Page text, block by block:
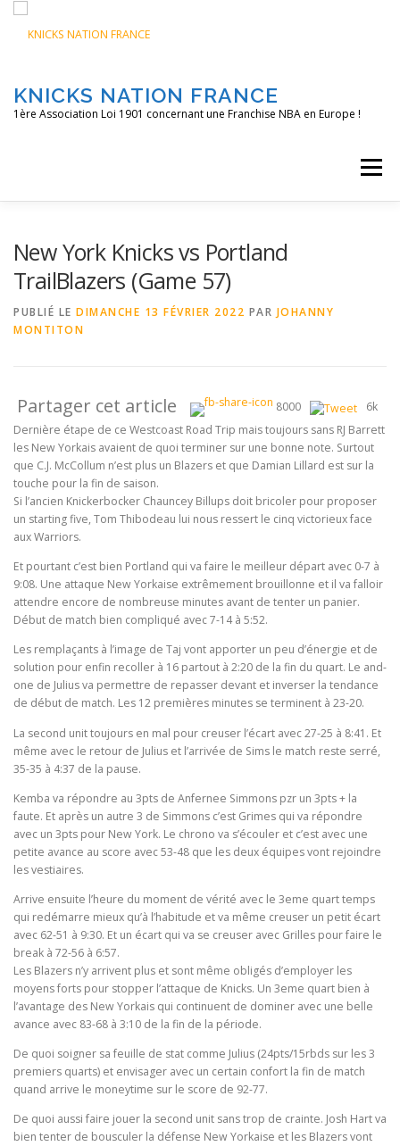
contenu
KNICKS NATION FRANCE
1ère Association Loi 1901 concernant une Franchise NBA en Europe !
Menu
New York Knicks vs Portland
TrailBlazers (Game 57)
PUBLIÉ LE DIMANCHE 13 FÉVRIER 2022 PAR JOHANNY
MONTITON
Partager cet article 8000
6k
Dernière étape de ce Westcoast Road Trip mais toujours sans RJ Barrett
les New Yorkais avaient de quoi terminer sur une bonne note. Surtout
que C.J. McCollum n’est plus un Blazers et que Damian Lillard est sur la
touche pour la fin de saison.
Si l’ancien Knickerbocker Chauncey Billups doit bricoler pour proposer
un starting five, Tom Thibodeau lui nous ressert le cinq victorieux face
aux Warriors.
Et pourtant c’est bien Portland qui va faire le meilleur départ avec 0-7 à
9:08. Une attaque New Yorkaise extrêmement brouillonne et il va falloir
attendre encore de nombreuse minutes avant de tenter un panier.
Début de match bien compliqué avec 7-14 à 5:52.
Les remplaçants à l’image de Taj vont apporter un peu d’énergie et de
solution pour enfin recoller à 16 partout à 2:20 de la fin du quart. Le and-
one de Julius va permettre de repasser devant et inverser la tendance
de début de match. Les 12 premières minutes se terminent à 23-20.
La second unit toujours en mal pour creuser l’écart avec 27-25 à 8:41. Et
même avec le retour de Julius et l’arrivée de Sims le match reste serré,
35-35 à 4:37 de la pause.
Kemba va répondre au 3pts de Anfernee Simmons pzr un 3pts + la
faute. Et après un autre 3 de Simmons c’est Grimes qui va répondre
avec un 3pts pour New York. Le chrono va s’écouler et c’est avec une
petite avance au score avec 53-48 que les deux équipes vont rejoindre
les vestiaires.
Arrive ensuite l’heure du moment de vérité avec le 3eme quart temps
qui redémarre mieux qu’à l’habitude et va même creuser un petit écart
avec 62-51 à 9:30. Et un écart qui va se creuser avec Grilles pour faire le
break à 72-56 à 6:57.
Les Blazers n’y arrivent plus et sont même obligés d’employer les
moyens forts pour stopper l’attaque de Knicks. Un 3eme quart bien à
l’avantage des New Yorkais qui continuent de dominer avec une belle
avance avec 83-68 à 3:10 de la fin de la période.
De quoi soigner sa feuille de stat comme Julius (24pts/15rbds sur les 3
premiers quarts) et envisager avec un certain confort la fin de match
quand arrive le moneytime sur le score de 92-77.
De quoi aussi faire jouer la second unit sans trop de crainte. Josh Hart va
bien tenter de bousculer la défense New Yorkaise et les Blazers vont